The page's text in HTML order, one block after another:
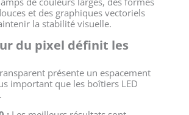
et des graphiques vectoriels
la stabilité visuelle.
du pixel définit les
présente un espacement
important que les boîtiers LED